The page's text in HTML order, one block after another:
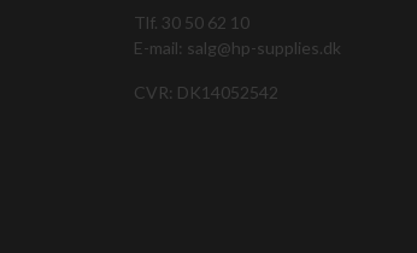
Tlf. 30 50 62 10
E-mail: salg@hp-supplies.dk
CVR: DK14052542